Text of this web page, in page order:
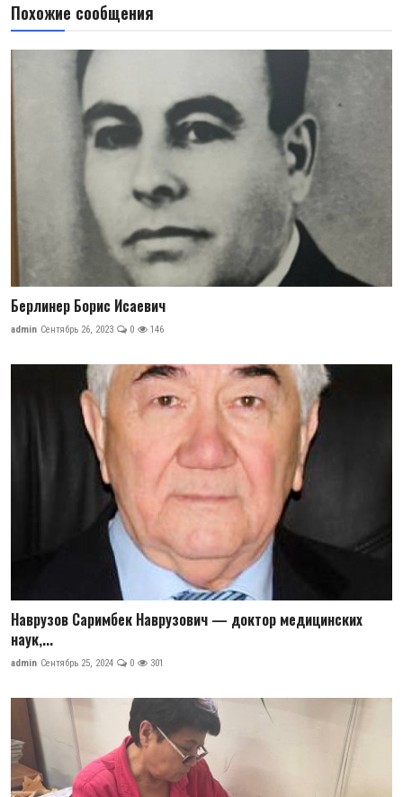
Похожие сообщения
Берлинер Борис Исаевич
admin Сентябрь 26, 2023 0 146
Наврузов Саримбек Наврузович — доктор медицинских
наук,...
admin Сентябрь 25, 2024 0 301